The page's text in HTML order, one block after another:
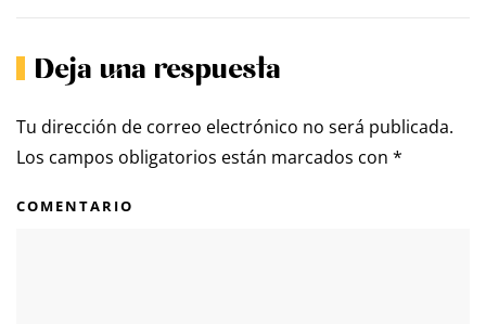
Deja una respuesta
Tu dirección de correo electrónico no será publicada.
Los campos obligatorios están marcados con *
COMENTARIO